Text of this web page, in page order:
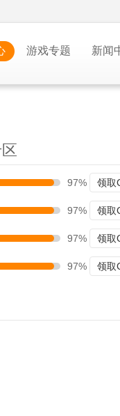
游戏专题 新闻
97% 领取
97% 领取
97% 领取
97% 领取